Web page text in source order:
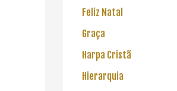
Feliz Natal
Graça
Harpa Cristã
Hierarquia